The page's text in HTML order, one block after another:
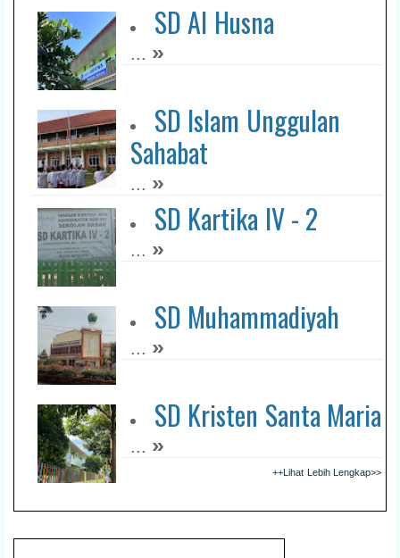
SD Al Husna
... »
SD Islam Unggulan
Sahabat
... »
SD Kartika IV - 2
... »
SD Muhammadiyah
... »
SD Kristen Santa Maria
... »
++Lihat Lebih Lengkap>>